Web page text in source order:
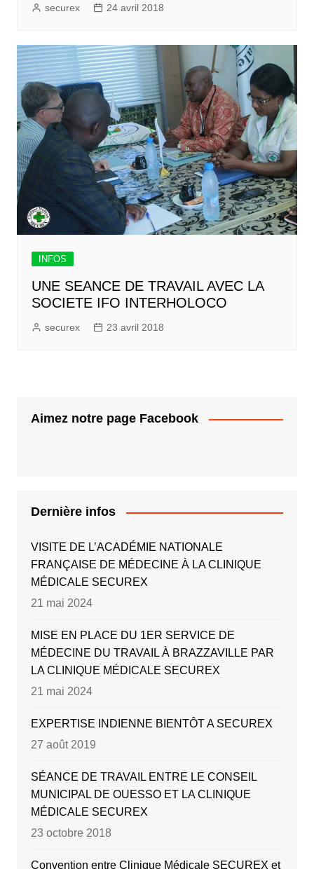
securex 24 avril 2018
INFOS
UNE SEANCE DE TRAVAIL AVEC LA
SOCIETE IFO INTERHOLOCO
securex 23 avril 2018
Aimez notre page Facebook
Dernière infos
VISITE DE L’ACADÉMIE NATIONALE
FRANÇAISE DE MÉDECINE À LA CLINIQUE
MÉDICALE SECUREX
21 mai 2024
MISE EN PLACE DU 1ER SERVICE DE
MÉDECINE DU TRAVAIL À BRAZZAVILLE PAR
LA CLINIQUE MÉDICALE SECUREX
21 mai 2024
EXPERTISE INDIENNE BIENTÔT A SECUREX
27 août 2019
SÉANCE DE TRAVAIL ENTRE LE CONSEIL
MUNICIPAL DE OUESSO ET LA CLINIQUE
MÉDICALE SECUREX
23 octobre 2018
Convention entre Clinique Médicale SECUREX et